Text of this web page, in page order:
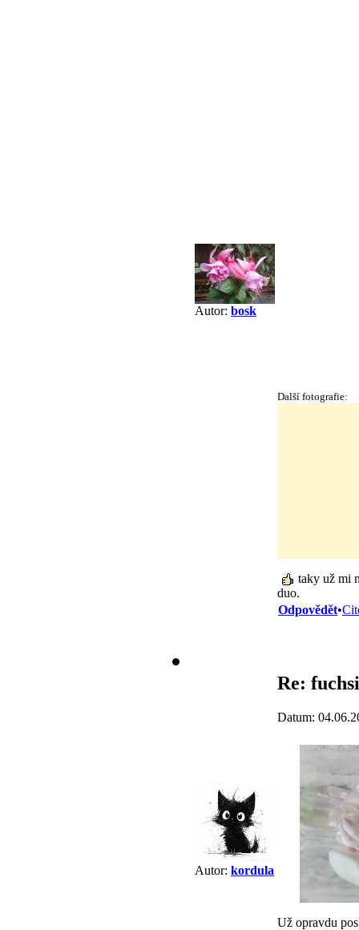
Autor: bosk
Další fotografie:
taky už mi
duo.
Odpovědět•
Autor: kordula
Re:
Datum:
Už opravdu